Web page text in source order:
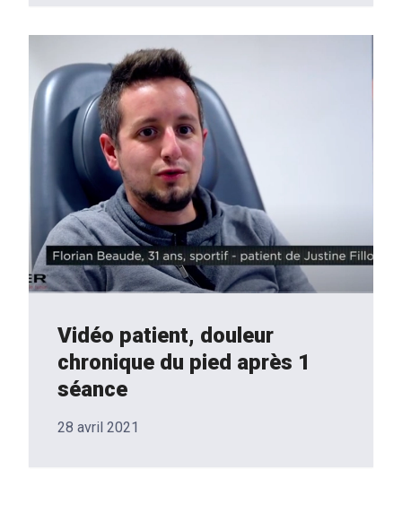
Vidéo patient, douleur
chronique du pied après 1
séance
28 avril 2021